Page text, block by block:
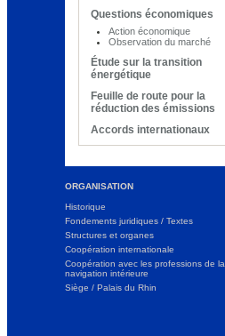
Questions économiques
Action économique
Observation du marché
Étude sur la transition
énergétique
Feuille de route pour la
réduction des émissions
Accords internationaux
ORGANISATION
Historique
Fondements juridiques / Textes
Structures et organes
Coopération internationale
Coopération avec les professions de la
navigation intérieure
Siège / Palais du Rhin